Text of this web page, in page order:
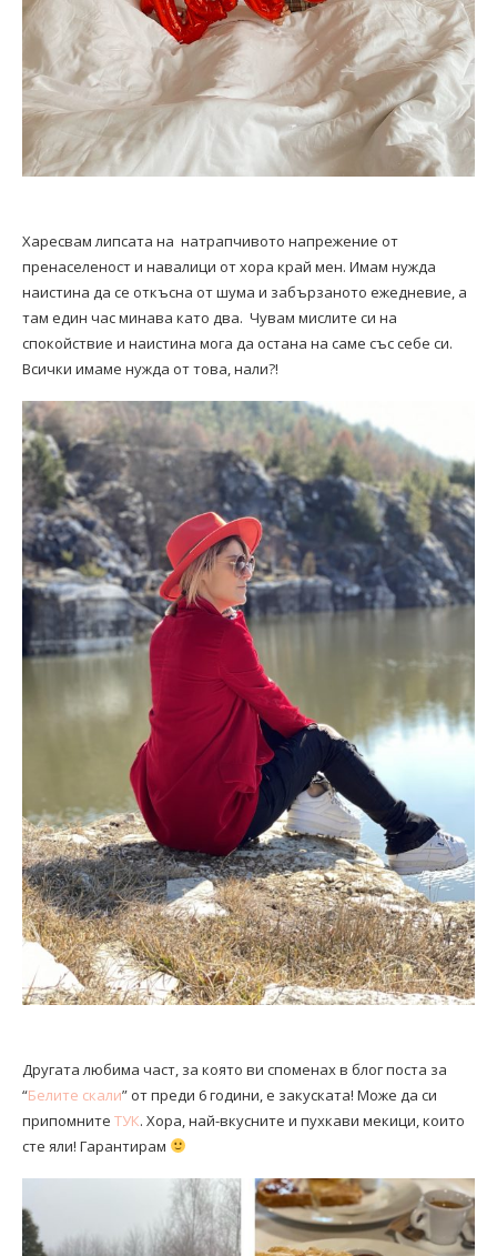
Харесвам липсата на натрапчивото напрежение от
пренаселеност и навалици от хора край мен. Имам нужда
наистина да се откъсна от шума и забързаното ежедневие, а
там един час минава като два. Чувам мислите си на
спокойствие и наистина мога да остана на саме със себе си.
Всички имаме нужда от това, нали?!
Другата любима част, за която ви споменах в блог поста за
“Белите скали” от преди 6 години, е закуската! Може да си
припомните ТУК. Хора, най-вкусните и пухкави мекици, които
сте яли! Гарантирам